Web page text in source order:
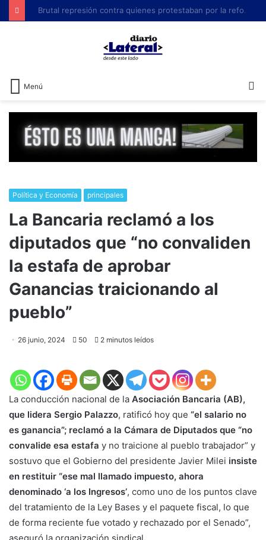
Brutal represión contra quienes protestaban por la reforma laboral de Milei
Menú
Política y Economía principales
La Bancaria reclamó a los
diputados que “no convaliden
la estafa de aprobar
Ganancias traicionando al
pueblo”
26 junio, 2024 50 2 minutos leídos
La conducción nacional de la Asociación Bancaria (AB),
que lidera Sergio Palazzo, ratificó hoy que “el salario no
es ganancia”; reclamó a la Cámara de Diputados que “no
convalide esa estafa y no traicione al pueblo trabajador” y
sostuvo que el Gobierno del presidente Javier Milei insiste
en restituir “ese mal llamado impuesto, ahora
denominado ‘a los Ingresos’, como uno de los puntos clave
del tratamiento de la Ley Bases y el paquete fiscal, lo que
de forma reciente fue votado y rechazado por el Senado”,
aseguró la organización sindical.